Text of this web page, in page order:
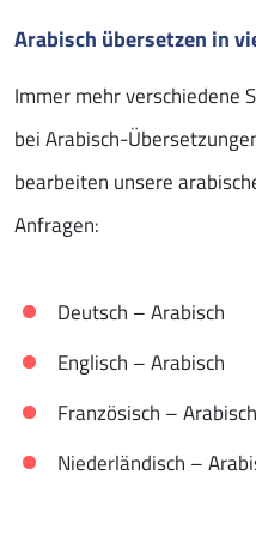
Arabisch übersetzen in
Immer mehr verschiedene
bei Arabisch-
bearbeiten unsere
Anfragen:
Deutsch – Arabisch
Englisch – Arabisch
Französisch – Arabisch
Niederländisch –